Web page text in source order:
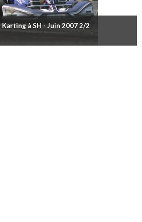
à SH - Juin 2007 2/2